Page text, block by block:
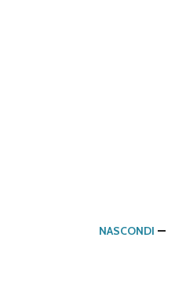
NASCONDI